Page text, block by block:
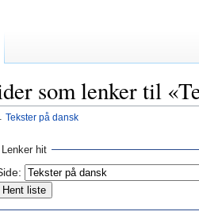
som lenker til
Tekster på dansk
Lenker hit